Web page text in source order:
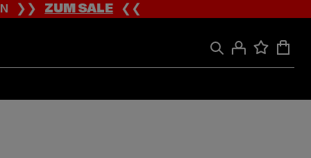
❯❯ZUM SALE❮❮